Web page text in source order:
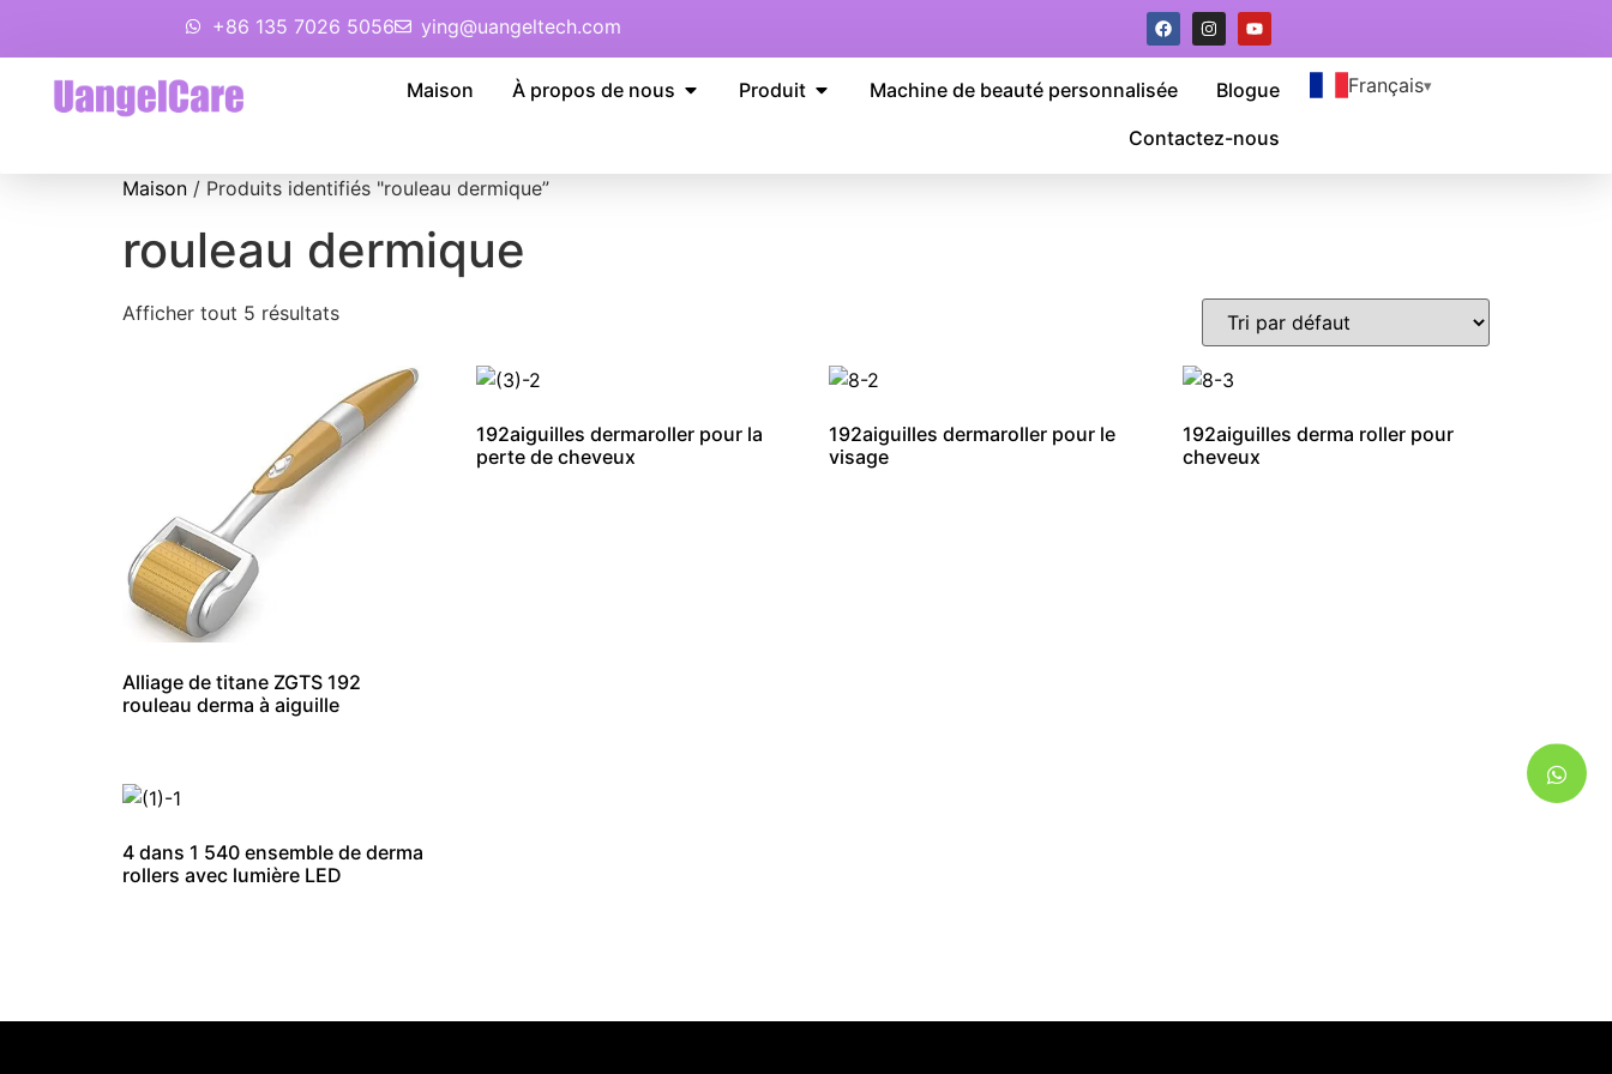
+86 135 7026 5056 ying@uangeltech.com
Maison À propos de nous Produit Machine de beauté personnalisée
Blogue
Contactez-nous
Français
Maison / Produits identifiés "rouleau dermique”
rouleau dermique
Afficher tout 5 résultats
Alliage de titane ZGTS 192
rouleau derma à aiguille
192aiguilles dermaroller pour la
perte de cheveux
192aiguilles dermaroller pour le
visage
192aiguilles derma roller pour
cheveux
4 dans 1 540 ensemble de derma
rollers avec lumière LED